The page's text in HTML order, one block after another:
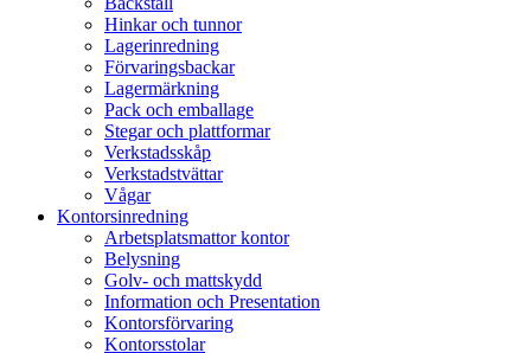
Hinkar och tunnor
Lagerinredning
Förvaringsbackar
Lagermärkning
Pack och emballage
Stegar och plattformar
Verkstadsskåp
Verkstadstvättar
Vågar
Kontorsinredning
Arbetsplatsmattor kontor
Belysning
Golv- och mattskydd
Information och Presentation
Kontorsförvaring
Kontorsstolar